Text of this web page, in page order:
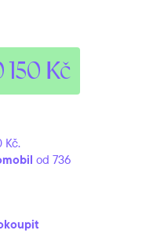
150 Kč
Kč.
od 736